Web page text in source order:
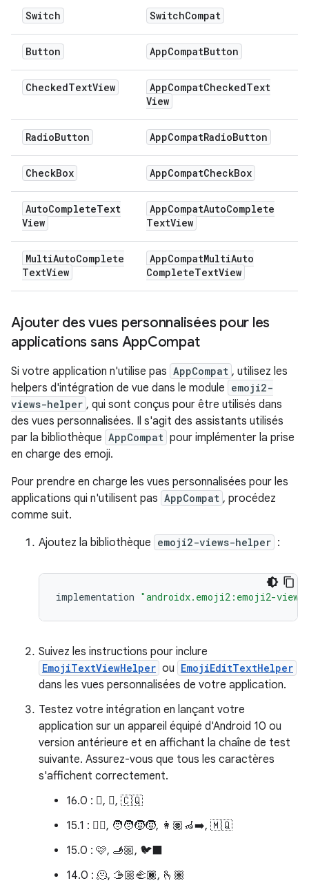
Switch SwitchCompat
Button AppCompatButton
CheckedTextView AppCompatCheckedText
View
RadioButton AppCompatRadioButton
CheckBox AppCompatCheckBox
AutoCompleteText
View
AppCompatAutoComplete
TextView
MultiAutoComplete
TextView
AppCompatMultiAuto
CompleteTextView
Ajouter des vues personnalisées pour les
applications sans AppCompat
Si votre application n'utilise pas AppCompat , utilisez les
helpers d'intégration de vue dans le module emoji2-
views-helper , qui sont conçus pour être utilisés dans
des vues personnalisées. Il s'agit des assistants utilisés
par la bibliothèque AppCompat pour implémenter la prise
en charge des emoji.
Pour prendre en charge les vues personnalisées pour les
applications qui n'utilisent pas AppCompat , procédez
comme suit.
Ajoutez la bibliothèque emoji2-views-helper :
implementation "androidx.emoji2:emoji2-
Suivez les instructions pour inclure
EmojiTextViewHelper ou EmojiEditTextHelper
dans les vues personnalisées de votre application.
Testez votre intégration en lançant votre
application sur un appareil équipé d'Android 10 ou
version antérieure et en affichant la chaîne de test
suivante. Assurez-vous que tous les caractères
s'affichent correctement.
16.0 : 🫩, 🪉, 🇨🇶
15.1 : 🐦‍🔥, 🧑‍🧑‍🧒‍🧒, 👩🏽‍🦽‍➡️, 🇲🇶
15.0 : 🩷, 🫸🏼, 🐦‍⬛
14.0 : 🫠, 🫱🏼‍🫲🏿, 🫰🏽